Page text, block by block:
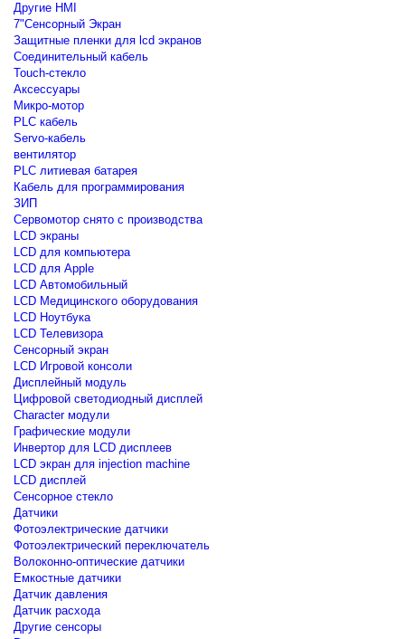
Другие HMI
7"Сенсорный Экран
Защитные пленки для lcd экранов
Соединительный кабель
Touch-стекло
Аксессуары
Микро-мотор
PLC кабель
Servo-кабель
вентилятор
PLC литиевая батарея
Кабель для программирования
ЗИП
Сервомотор снято с производства
LCD экраны
LCD для компьютера
LCD для Apple
LCD Автомобильный
LCD Медицинского оборудования
LCD Ноутбука
LCD Телевизора
Сенсорный экран
LCD Игровой консоли
Дисплейный модуль
Цифровой светодиодный дисплей
Сharacter модули
Графические модули
Инвертор для LCD дисплеев
LCD экран для injection machine
LCD дисплей
Сенсорное стекло
Датчики
Фотоэлектрические датчики
Фотоэлектрический переключатель
Волоконно-оптические датчики
Емкостные датчики
Датчик давления
Датчик расхода
Другие сенсоры